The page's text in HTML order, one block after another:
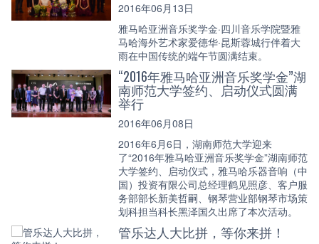
2016年06月13日
雅马哈亚洲音乐奖学金·四川音乐学院暨雅
马哈海外艺术家爱德华·昆斯蓉城行伴着大
雨在中国传统的端午节圆满结束。
“2016年雅马哈亚洲音乐奖学金”湖
南师范大学签约、启动仪式圆满
举行
2016年06月08日
2016年6月6日，湖南师范大学迎来
了“2016年雅马哈亚洲音乐奖学金”湖南师范
大学签约、启动仪式，雅马哈乐器音响（中
国）投资有限公司总经理鹤见照彦、客户服
务部部长新美哲嗣、钢琴营业部钢琴市场策
划科担当科长黑泽国久出席了本次活动。
管乐达人大比拼，等你来拼！